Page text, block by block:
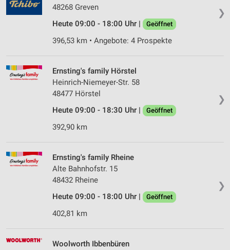
❯
48268 Greven
Heute 09:00 - 18:00 Uhr |
Geöffnet
396,53 km • Angebote: 4 Prospekte
❯
Ernsting's family Hörstel
Heinrich-Niemeyer-Str. 58
48477 Hörstel
Heute 09:00 - 18:30 Uhr |
Geöffnet
392,90 km
❯
Ernsting's family Rheine
Alte Bahnhofstr. 15
48432 Rheine
Heute 09:00 - 18:00 Uhr |
Geöffnet
402,81 km
Woolworth Ibbenbüren